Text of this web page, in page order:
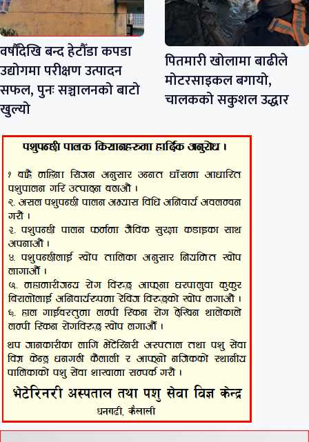
वर्षौँदेखि बन्द हेटौँडा कपडा
उद्योगमा परीक्षण उत्पादन
सफल, पुनः सञ्चालनको बाटो
खुल्यो
पितमारी खोलामा बाढीले
मोटरसाइकल बगायो,
चालकको सकुशल उद्धार